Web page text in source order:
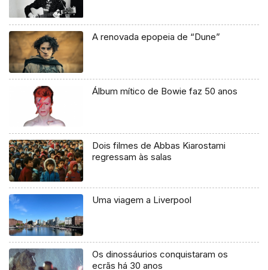
A renovada epopeia de “Dune”
Álbum mítico de Bowie faz 50 anos
Dois filmes de Abbas Kiarostami
regressam às salas
Uma viagem a Liverpool
Os dinossáurios conquistaram os
ecrãs há 30 anos